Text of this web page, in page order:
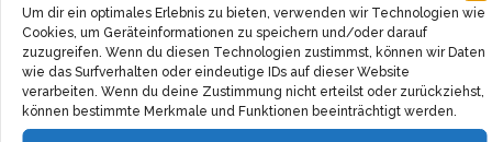
Um dir ein optimales Erlebnis zu bieten, verwenden wir Technologien wie
Cookies, um Geräteinformationen zu speichern und/oder darauf
zuzugreifen. Wenn du diesen Technologien zustimmst, können wir Daten
wie das Surfverhalten oder eindeutige IDs auf dieser Website
verarbeiten. Wenn du deine Zustimmung nicht erteilst oder zurückziehst,
können bestimmte Merkmale und Funktionen beeinträchtigt werden.
Die Quast Meerrettich GmbH & Co. KG achtet bei der
Herstellung auf sorgfältigen Anbau und nachhaltige
Produktion. Durch die handverlesene Sortierung und
Verpackung im eigenen Betrieb garantiert das
Unternehmen einen hohen Qualitätsstandard. Auch bei